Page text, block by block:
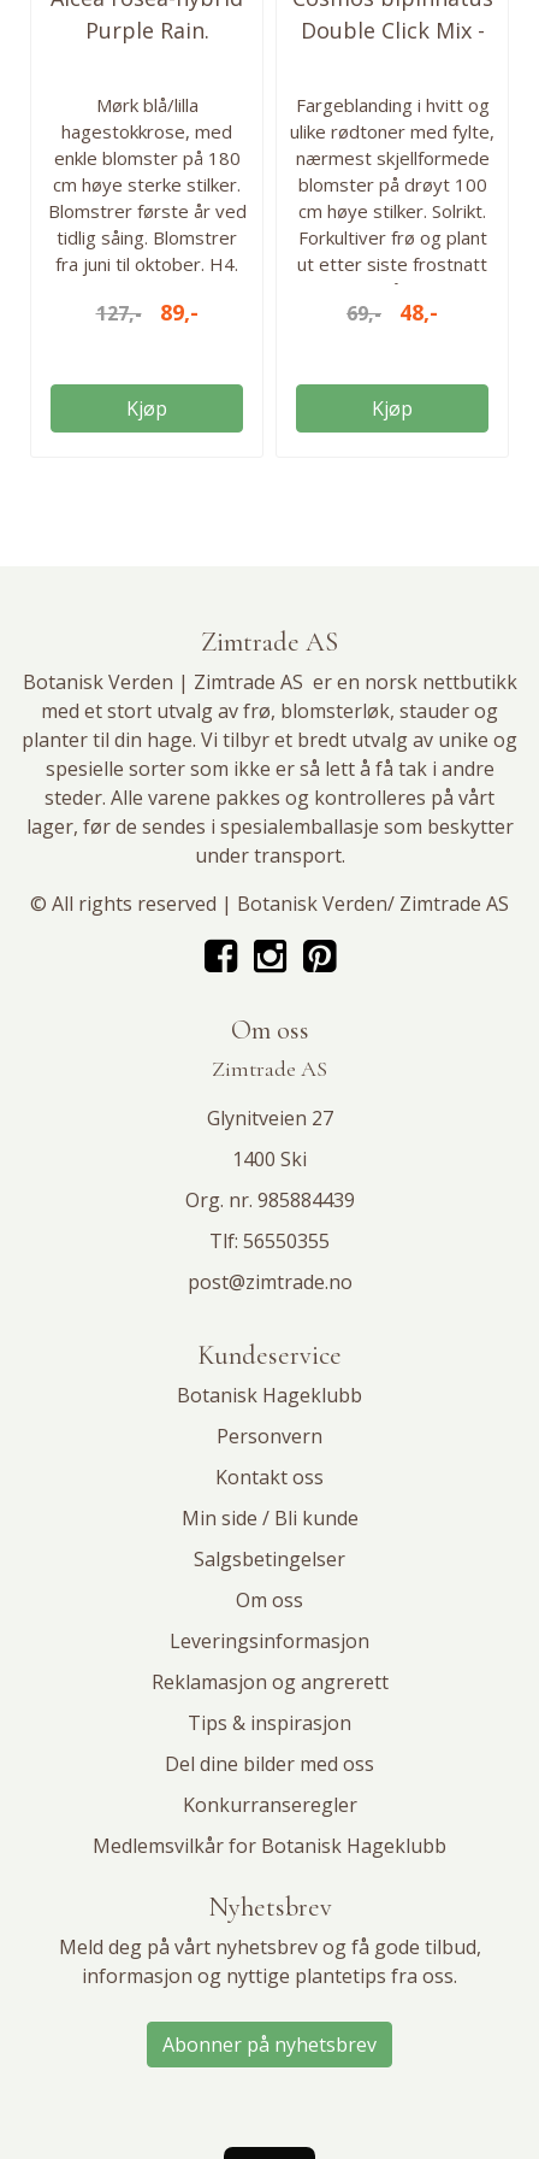
Purple Rain.
Mørk blå/lilla
hagestokkrose, med
enkle blomster på 180
cm høye sterke stilker.
Blomstrer første år ved
tidlig såing. Blomstrer
fra juni til oktober. H4.
180 cm Såtid: fra februar
Antall frø i pakken: 10 frø.
Staude H4. Bievennlig.
127,- 89,-
Kjøp
Double Click Mix -
Fargeblanding i hvitt og
ulike rødtoner med fylte,
nærmest skjellformede
blomster på drøyt 100
cm høye stilker. Solrikt.
Forkultiver frø og plant
ut etter siste frostnatt
eller direktså. Blomstrer
fra juli til sept./okt. Ca.
mars-april Direkteså:
mai-juni Blomstringstid:
69,- 48,-
Kjøp
Zimtrade AS
Botanisk Verden | Zimtrade AS er en norsk nettbutikk
med et stort utvalg avfrø, blomsterløk, stauder og
planter til din hage. Vi tilbyr et bredt utvalg av unike og
spesielle sorter som ikke er så lett å få tak i andre
steder. Alle varene pakkes og kontrolleres på vårt
lager, før de sendes i spesialemballasje som beskytter
under transport.
© All rights reserved | Botanisk Verden/ Zimtrade AS
Om oss
Zimtrade AS
Glynitveien 27
1400 Ski
Org. nr. 985884439
Tlf: 56550355
post@zimtrade.no
Kundeservice
Botanisk Hageklubb
Personvern
Kontakt oss
Min side / Bli kunde
Salgsbetingelser
Om oss
Leveringsinformasjon
Reklamasjon og angrerett
Tips & inspirasjon
Del dine bilder med oss
Konkurranseregler
Medlemsvilkår for Botanisk Hageklubb
Nyhetsbrev
Meld deg på vårt nyhetsbrev og få gode tilbud,
informasjon og nyttige plantetips fra oss.
Abonner på nyhetsbrev